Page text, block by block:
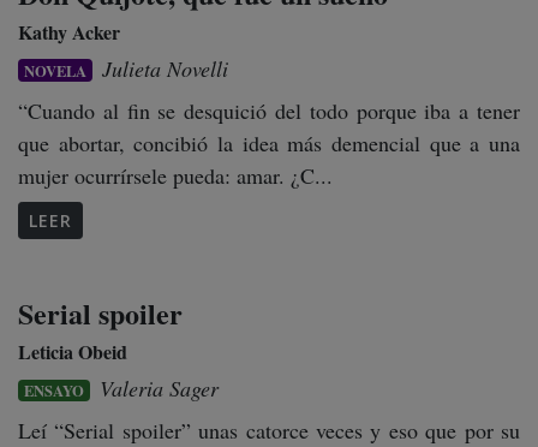
Kathy Acker
NOVELA
Julieta Novelli
“Cuando al fin se desquició del todo porque iba a tener
que abortar, concibió la idea más demencial que a una
mujer ocurrírsele pueda: amar. ¿C...
LEER
Serial spoiler
Leticia Obeid
ENSAYO
Valeria Sager
Leí “Serial spoiler” unas catorce veces y eso que por su